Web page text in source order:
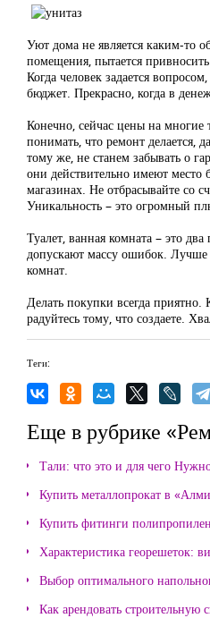
Уют дома не является каким-то
помещения, пытается
Когда человек задается вопросом,
бюджет. Прекрасно, когда в
Конечно, сейчас цены на
понимать, что ремонт делается,
тому же, не станем забывать о
они действительно имеют место
магазинах. Не отбрасывайте со
Уникальность – это огромный
Туалет, ванная комната – это
допускают массу ошибок. Лучше
комнат.
Делать покупки всегда
радуйтесь тому, что создаете.
Теги:
Еще в рубрике
Тали: что это и для чего
Купить металлопрокат в
Купить фитинги
Характеристика георешеток:
Выбор оптимального
Как арендовать строительную